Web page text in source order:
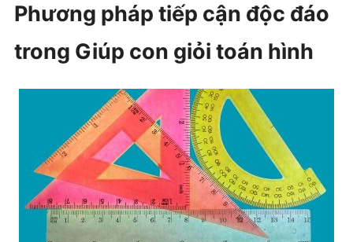
Phương pháp tiếp cận độc đáo
trong Giúp con giỏi toán hình